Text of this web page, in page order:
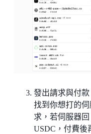
發出請求與付款
找到你想打的
求，若伺服器
USDC，付費後